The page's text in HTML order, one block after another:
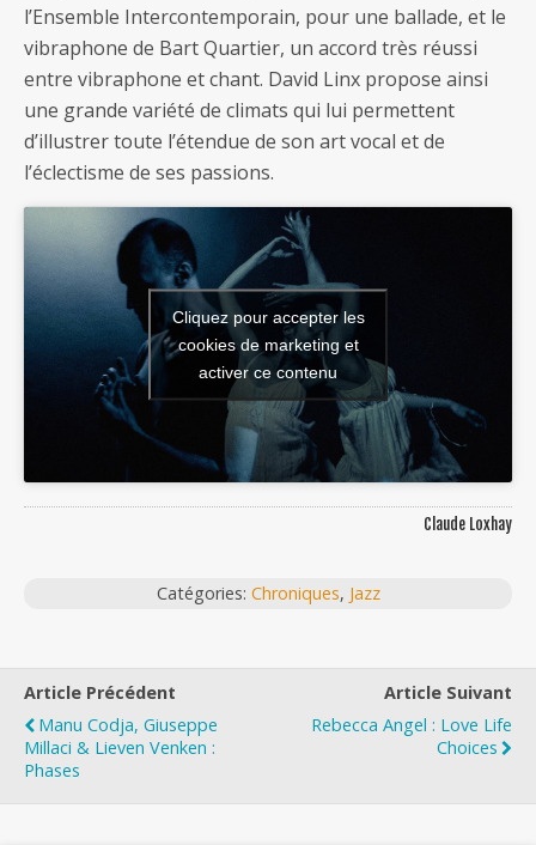
l’Ensemble Intercontemporain, pour une ballade, et le
vibraphone de Bart Quartier, un accord très réussi
entre vibraphone et chant. David Linx propose ainsi
une grande variété de climats qui lui permettent
d’illustrer toute l’étendue de son art vocal et de
l’éclectisme de ses passions.
Cliquez pour accepter les
cookies de marketing et
activer ce contenu
Claude Loxhay
Catégories: Chroniques, Jazz
Article Précédent
Manu Codja, Giuseppe
Millaci & Lieven Venken :
Phases
Article Suivant
Rebecca Angel : Love Life
Choices